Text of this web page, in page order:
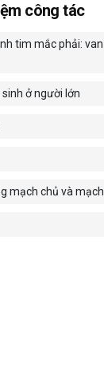
công tác
tim mắc phải:
ở người lớn
mạch chủ và